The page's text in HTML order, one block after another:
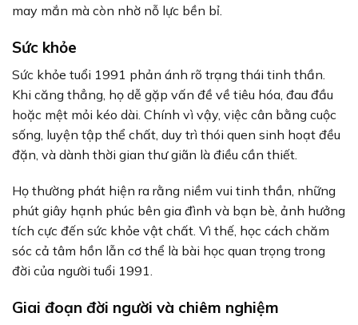
may mắn mà còn nhờ nỗ lực bền bỉ.
Sức khỏe
Sức khỏe tuổi 1991 phản ánh rõ trạng thái tinh thần.
Khi căng thẳng, họ dễ gặp vấn đề về tiêu hóa, đau đầu
hoặc mệt mỏi kéo dài. Chính vì vậy, việc cân bằng cuộc
sống, luyện tập thể chất, duy trì thói quen sinh hoạt đều
đặn, và dành thời gian thư giãn là điều cần thiết.
Họ thường phát hiện ra rằng niềm vui tinh thần, những
phút giây hạnh phúc bên gia đình và bạn bè, ảnh hưởng
tích cực đến sức khỏe vật chất. Vì thế, học cách chăm
sóc cả tâm hồn lẫn cơ thể là bài học quan trọng trong
đời của người tuổi 1991.
Giai đoạn đời người và chiêm nghiệm